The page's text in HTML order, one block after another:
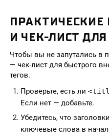
И ЧЕК-ЛИСТ
Чтобы вы не запутались в
— чек-лист для быстрого
тегов.
Проверьте, есть ли
Если нет — добавьте.
Убедитесь, что
ключевые слова в